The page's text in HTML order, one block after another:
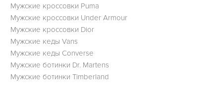
Мужские кроссовки Puma
Мужские кроссовки Under Armour
Мужские кроссовки Dior
Мужские кеды Vans
Мужские кеды Converse
Мужские ботинки Dr. Martens
Мужские ботинки Timberland